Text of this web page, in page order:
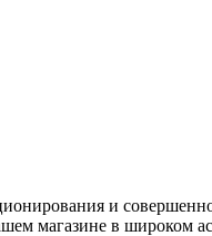
и
магазине в широком